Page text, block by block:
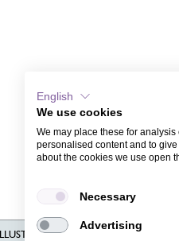
English
We use cookies
We may place these for
personalised content and to
about the cookies we use open
Necessary
Advertising